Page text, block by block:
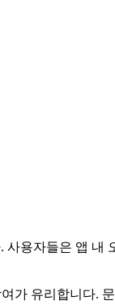
용자들은 앱
가 유리합니다.